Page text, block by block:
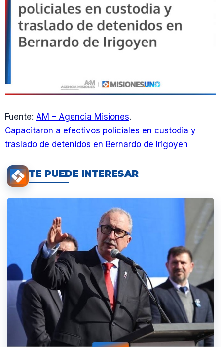
Fuente: AM – Agencia Misiones.
Capacitaron a efectivos policiales en custodia y
traslado de detenidos en Bernardo de Irigoyen
TE PUEDE INTERESAR